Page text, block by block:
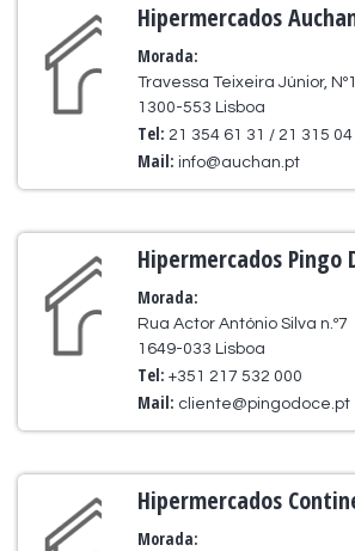
Hipermercados
Morada:
Travessa Teixeira Júnior, Nº1
1300-553 Lisboa
Tel: 21 354 61 31 / 21 315 04
Mail:info@auchan.pt
Hipermercados Pingo
Morada:
Rua Actor António Silva n.º7
1649-033 Lisboa
Tel:+351 217 532 000
Mail: cliente@pingodoce.pt
Hipermercados
Morada: